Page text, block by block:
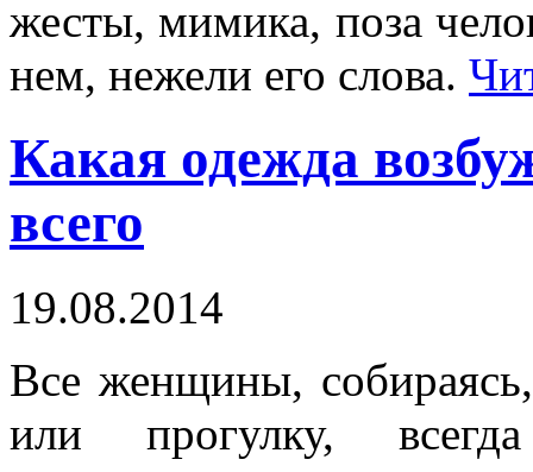
жесты, мимика, поза
нем, нежели его слова.
Какая одежда
всего
19.08.2014
Все женщины,
или прогулку,